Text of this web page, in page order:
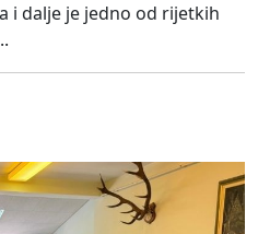
i dalje je jedno od rijetkih